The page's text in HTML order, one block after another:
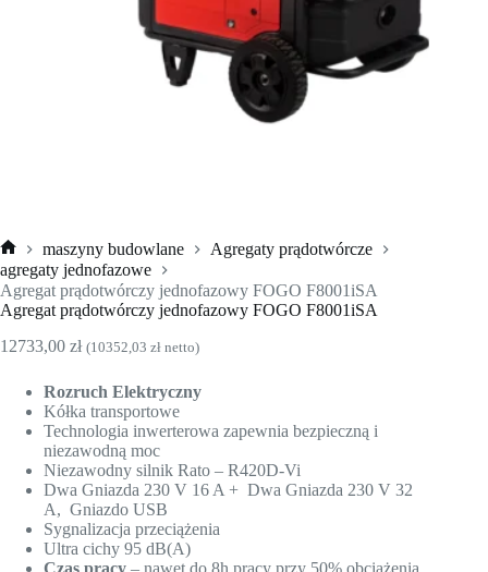
Strona
główna
maszyny budowlane
Agregaty prądotwórcze
agregaty jednofazowe
Agregat prądotwórczy jednofazowy FOGO F8001iSA
Agregat prądotwórczy jednofazowy FOGO F8001iSA
12733,00 zł (10352,03 zł netto)
Rozruch Elektryczny
Kółka transportowe
Technologia inwerterowa zapewnia bezpieczną i
niezawodną moc
Niezawodny silnik Rato – R420D-Vi
Dwa Gniazda 230 V 16 A + Dwa Gniazda 230 V 32
A, Gniazdo USB
Sygnalizacja przeciążenia
Ultra cichy 95 dB(A)
Czas pracy – nawet do 8h pracy przy 50% obciążenia